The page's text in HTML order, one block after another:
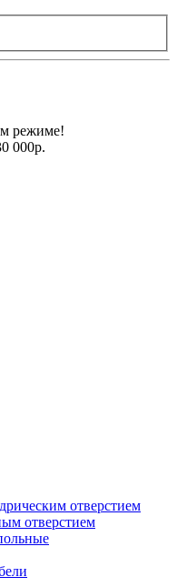
режиме!
000р.
отверстием
отверстием